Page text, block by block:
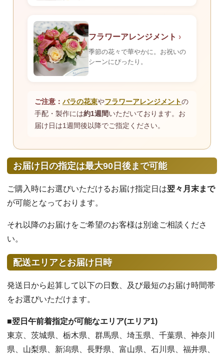
フラワーアレンジメント ›
季節の花々で華やかに。お祝いの
シーンにぴったり。
ご注意： バラの花束やフラワーアレンジメントの
手配・製作には約1週間 いただいております。お
届け日は1週間後以降でご指定ください。
お届け日の指定は最大90日後まで可能
ご購入時にお選びいただけるお届け指定日は翌々月末まで
が可能となっております。
それ以降のお届けをご希望のお客様は別途ご相談くださ
い。
配送エリアとお届け日時
発送日から起算して以下の日数、及び最短のお届け時間帯
をお選びいただけます。
■翌日午前着指定が可能なエリア(エリア1)
東京、茨城県、栃木県、群馬県、埼玉県、千葉県、神奈川
県、山梨県、新潟県、長野県、富山県、石川県、福井県、